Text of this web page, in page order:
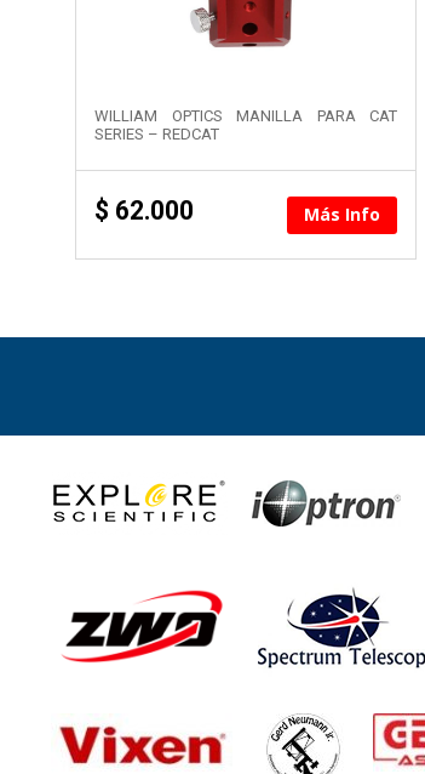
WILLIAM OPTICS MANILLA PARA CAT
SERIES – REDCAT
$ 62.000 Más Info